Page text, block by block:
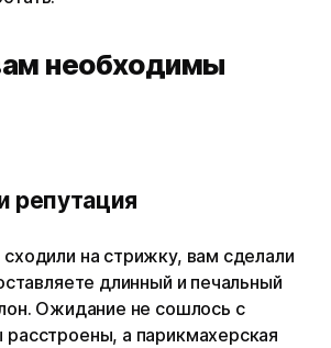
необходимы
репутация
на стрижку, вам сделали
длинный и печальный
Ожидание не сошлось с
а парикмахерская